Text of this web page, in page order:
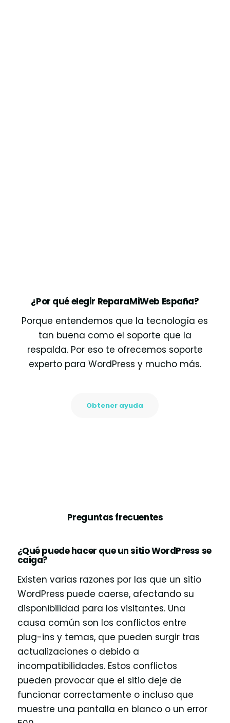
¿Por qué elegir ReparaMiWeb España?
Porque entendemos que la tecnología es
tan buena como el soporte que la
respalda. Por eso te ofrecemos soporte
experto para WordPress y mucho más.
Obtener ayuda
Preguntas frecuentes
¿Qué puede hacer que un sitio WordPress se
caiga?
Existen varias razones por las que un sitio
WordPress puede caerse, afectando su
disponibilidad para los visitantes. Una
causa común son los conflictos entre
plug-ins y temas, que pueden surgir tras
actualizaciones o debido a
incompatibilidades. Estos conflictos
pueden provocar que el sitio deje de
funcionar correctamente o incluso que
muestre una pantalla en blanco o un error